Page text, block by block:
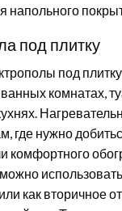
напольного
под плитку
под
комнатах,
где нужно
комфортного
как вторичное